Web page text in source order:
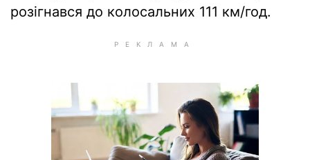
розігнався до колосальних 111 км/год.